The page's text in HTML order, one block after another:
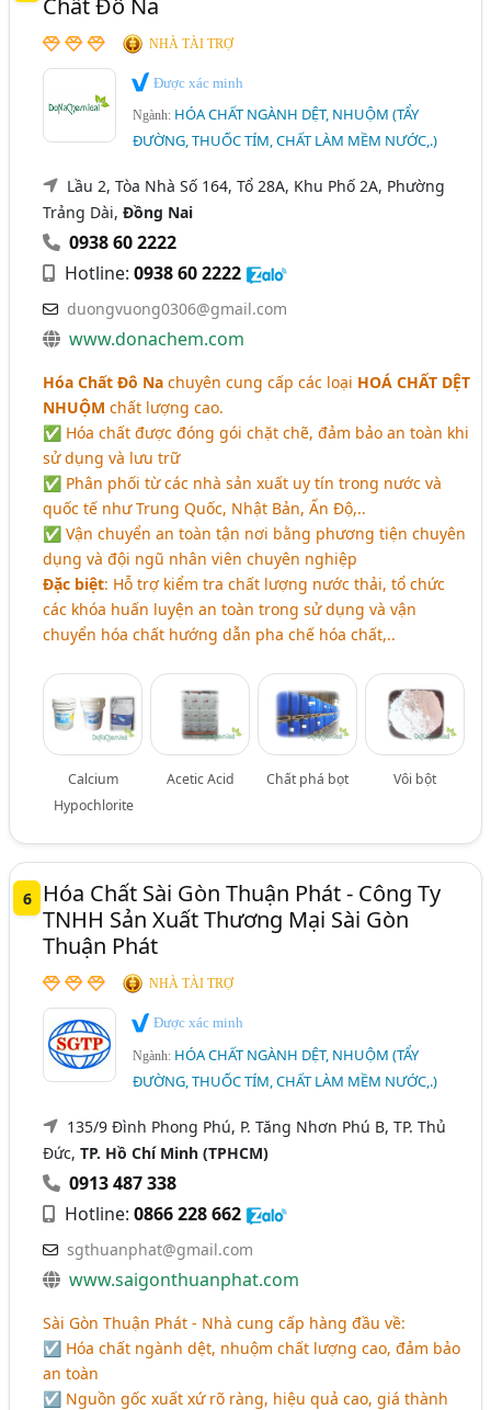
NHÀ TÀI TRỢ
Được xác minh
Ngành: HÓA CHẤT NGÀNH DỆT, NHUỘM (TẨY
ĐƯỜNG, THUỐC TÍM, CHẤT LÀM MỀM NƯỚC,.)
Lầu 2, Tòa Nhà Số 164, Tổ 28A, Khu Phố 2A, Phường
Trảng Dài,Đồng Nai
0938 60 2222
Hotline:0938 60 2222
duongvuong0306@gmail.com
www.donachem.com
Hóa Chất Đô Na chuyên cung cấp các loại HOÁ CHẤT DỆT
NHUỘM chất lượng cao.
✅ Hóa chất được đóng gói chặt chẽ, đảm bảo an toàn khi
sử dụng và lưu trữ
✅ Phân phối từ các nhà sản xuất uy tín trong nước và
quốc tế như Trung Quốc, Nhật Bản, Ấn Độ,..
✅ Vận chuyển an toàn tận nơi bằng phương tiện chuyên
dụng và đội ngũ nhân viên chuyên nghiệp
Đặc biệt: Hỗ trợ kiểm tra chất lượng nước thải, tổ chức
các khóa huấn luyện an toàn trong sử dụng và vận
chuyển hóa chất hướng dẫn pha chế hóa chất,..
Calcium
Hypochlorite
Acetic Acid Chất phá bọt Vôi bột
6
Hóa Chất Sài Gòn Thuận Phát - Công Ty
TNHH Sản Xuất Thương Mại Sài Gòn
Thuận Phát
NHÀ TÀI TRỢ
Được xác minh
Ngành: HÓA CHẤT NGÀNH DỆT, NHUỘM (TẨY
ĐƯỜNG, THUỐC TÍM, CHẤT LÀM MỀM NƯỚC,.)
135/9 Đình Phong Phú, P. Tăng Nhơn Phú B, TP. Thủ
Đức,TP. Hồ Chí Minh (TPHCM)
0913 487 338
Hotline:0866 228 662
sgthuanphat@gmail.com
www.saigonthuanphat.com
Sài Gòn Thuận Phát - Nhà cung cấp hàng đầu về:
☑ Hóa chất ngành dệt, nhuộm chất lượng cao, đảm bảo
an toàn
☑ Nguồn gốc xuất xứ rõ ràng, hiệu quả cao, giá thành